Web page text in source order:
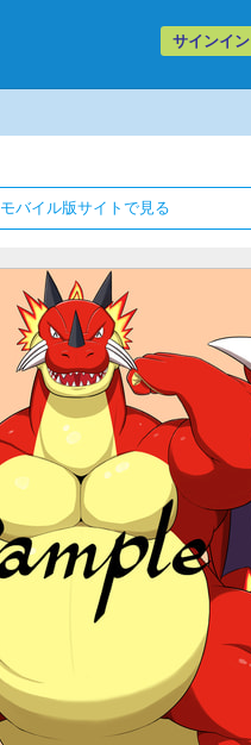
サインイン
モバイル版サイトで見る